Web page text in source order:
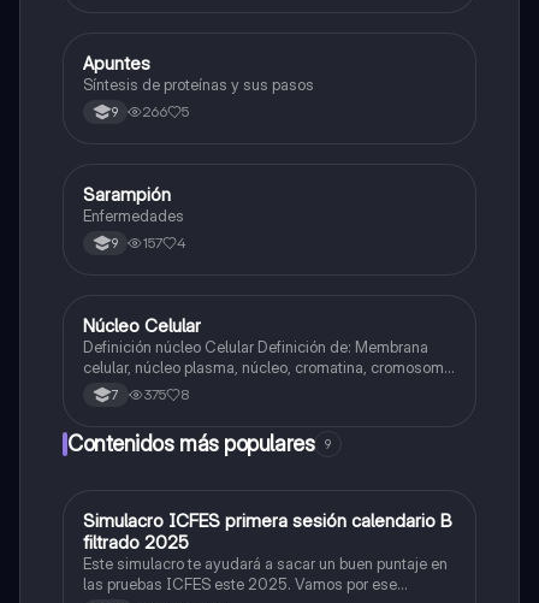
Biologia
Apuntes
Síntesis de proteínas y sus pasos
9 266 5
Biologia
Sarampión
Enfermedades
9 157 4
Biologia
Núcleo Celular
Definición núcleo Celular Definición de: Membrana
celular, núcleo plasma, núcleo, cromatina, cromosoma
Interfase Fases de la interfase
7 375 8
Contenidos más populares 9
ICFES: Matemáticas
Simulacro ICFES primera sesión calendario B
filtrado 2025
Este simulacro te ayudará a sacar un buen puntaje en
las pruebas ICFES este 2025. Vamos por ese